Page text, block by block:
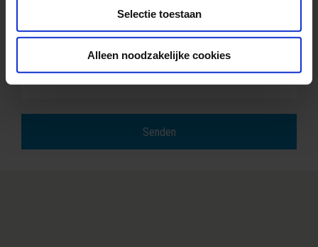
Selectie toestaan
Alleen noodzakelijke cookies